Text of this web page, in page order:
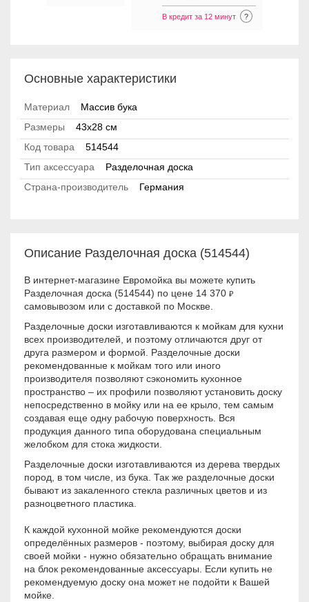
В кредит за 12 минут ?
Основные характеристики
Материал
Массив бука
Размеры
43x28 см
Код товара
514544
Тип аксессуара
Разделочная доска
Страна-производитель
Германия
Описание Разделочная доска (514544)
В интернет-магазине Евромойка вы можете купить
Разделочная доска (514544) по цене 14 370 ₽
самовывозом или с доставкой по Москве.
Разделочные доски изготавливаются к мойкам для кухни
всех производителей, и поэтому отличаются друг от
друга размером и формой. Разделочные доски
рекомендованные к мойкам того или иного
производителя позволяют сэкономить кухонное
пространство – их профили позволяют установить доску
непосредственно в мойку или на ее крыло, тем самым
создавая еще одну рабочую поверхность. Вся
продукция данного типа оборудована специальным
желобком для стока жидкости.
Разделочные доски изготавливаются из дерева твердых
пород, в том числе, из бука. Так же разделочные доски
бывают из закаленного стекла различных цветов и из
разноцветного пластика.
К каждой кухонной мойке рекомендуются доски
определённых размеров - поэтому, выбирая доску для
своей мойки - нужно обязательно обращать внимание
на блок рекомендованные аксессуары. Если купить не
рекомендуемую доску она может не подойти к Вашей
мойке.